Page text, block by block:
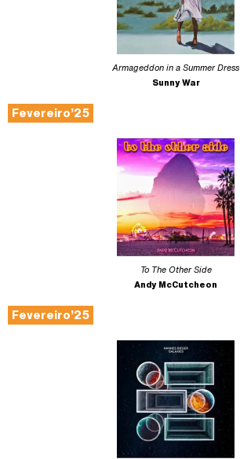
Armageddon in a Summer Dress
Sunny War
Fevereiro’25
To The Other Side
Andy McCutcheon
Fevereiro’25